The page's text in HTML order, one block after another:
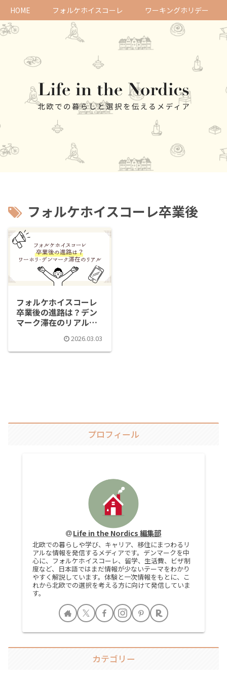
HOME フォルケホイスコーレ ワーキングホリデー
フォルケホイスコーレ卒業後
フォルケホイスコーレ
卒業後の進路は？デン
マーク滞在のリアルな
2026.03.03
プロフィール
Life in the Nordics 編集部
北欧での暮らしや学び、キャリア、移住にまつわるリ
アルな情報を発信するメディアです。デンマークを中
心に、フォルケホイスコーレ、留学、生活費、ビザ制
度など、日本語ではまだ情報が少ないテーマをわかり
やすく解説しています。体験と一次情報をもとに、こ
れから北欧での選択を考える方に向けて発信していま
す。
カテゴリー